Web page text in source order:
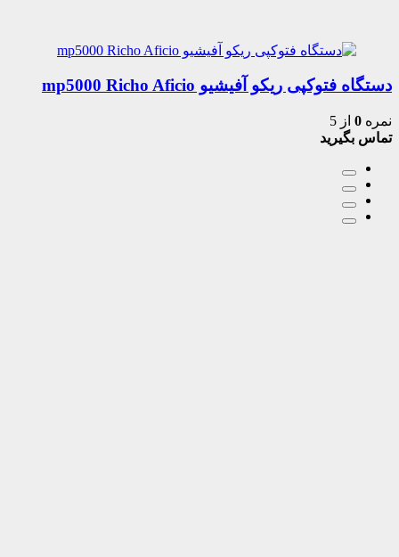
دستگاه فتوکپی ریکو آفیشیو mp5000 Richo Aficio
نمره 0 از 5
تماس بگیرید